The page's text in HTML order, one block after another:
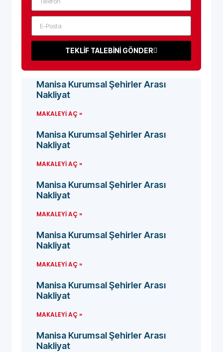
TEKLİF TALEBİNİ GÖNDER
Manisa Kurumsal Şehirler Arası
Nakliyat
MAKALEYI AÇ »
Manisa Kurumsal Şehirler Arası
Nakliyat
MAKALEYI AÇ »
Manisa Kurumsal Şehirler Arası
Nakliyat
MAKALEYI AÇ »
Manisa Kurumsal Şehirler Arası
Nakliyat
MAKALEYI AÇ »
Manisa Kurumsal Şehirler Arası
Nakliyat
MAKALEYI AÇ »
Manisa Kurumsal Şehirler Arası
Nakliyat